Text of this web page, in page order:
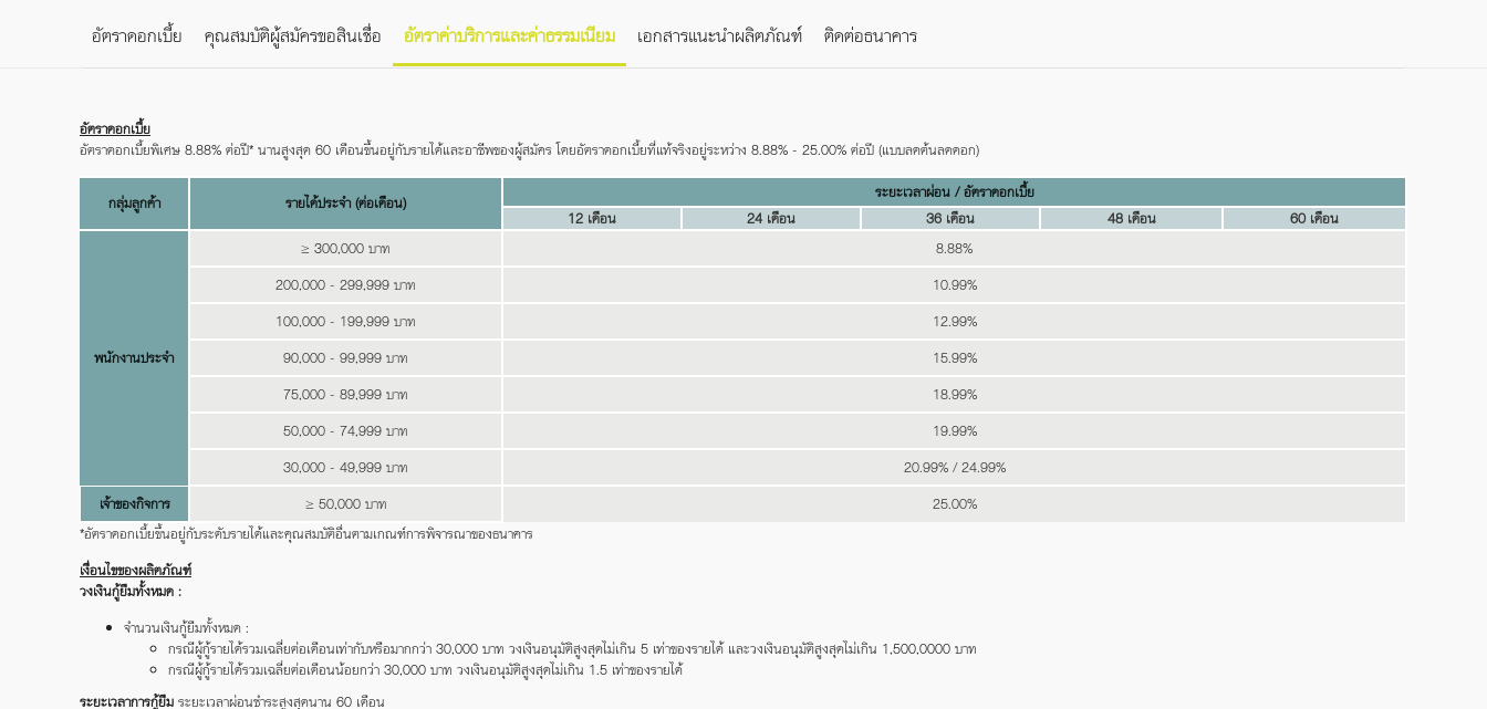
อัตราดอกเบี้ย คุณสมบัติผู้สมัครขอสินเชื่อ อัตราค่าบริการและค่าธรรมเนียม เอกสารแนะนำผลิตภัณฑ์ ติดต่อธนาคาร
อัตราดอกเบี้ย
อัตราดอกเบี้ยพิเศษ 8.88% ต่อปี* นานสูงสุด 60 เดือนขึ้นอยู่กับรายได้และอาชีพของผู้สมัคร โดยอัตราดอกเบี้ยที่แท้จริงอยู่ระหว่าง 8.88% - 25.00% ต่อปี (แบบลดต้นลดดอก)
กลุ่มลูกค้า รายได้ประจำ (ต่อเดือน)
ระยะเวลาผ่อน / อัตราดอกเบี้ย
12 เดือน
24 เดือน 36 เดือน 48 เดือน 60 เดือน
พนักงานประจำ
≥ 300,000 บาท
8.88%
200,000 - 299,999 บาท
10.99%
100,000 - 199,999 บาท
12.99%
90,000 - 99,999 บาท
15.99%
75,000 - 89,999 บาท
18.99%
50,000 - 74,999 บาท
19.99%
30,000 - 49,999 บาท
20.99% / 24.99%
เจ้าของกิจการ
≥ 50,000 บาท
25.00%
*อัตราดอกเบี้ยขึ้นอยู่กับระดับรายได้และคุณสมบัติอื่นตามเกณฑ์การพิจารณาของธนาคาร
เงื่อนไขของผลิตภัณฑ์
วงเงินกู้ยืมทั้งหมด :
จำนวนเงินกู้ยืมทั้งหมด :
กรณีผู้กู้รายได้รวมเฉลี่ยต่อเดือนเท่ากับหรือมากกว่า 30,000 บาท วงเงินอนุมัติสูงสุดไม่เกิน 5 เท่าของรายได้ และวงเงินอนุมัติสูงสุดไม่เกิน 1,500,0000 บาท
กรณีผู้กู้รายได้รวมเฉลี่ยต่อเดือนน้อยกว่า 30,000 บาท วงเงินอนุมัติสูงสุดไม่เกิน 1.5 เท่าของรายได้
ระยะเวลาการกู้ยืม ระยะเวลาผ่อนชำระสูงสุดนาน 60 เดือน